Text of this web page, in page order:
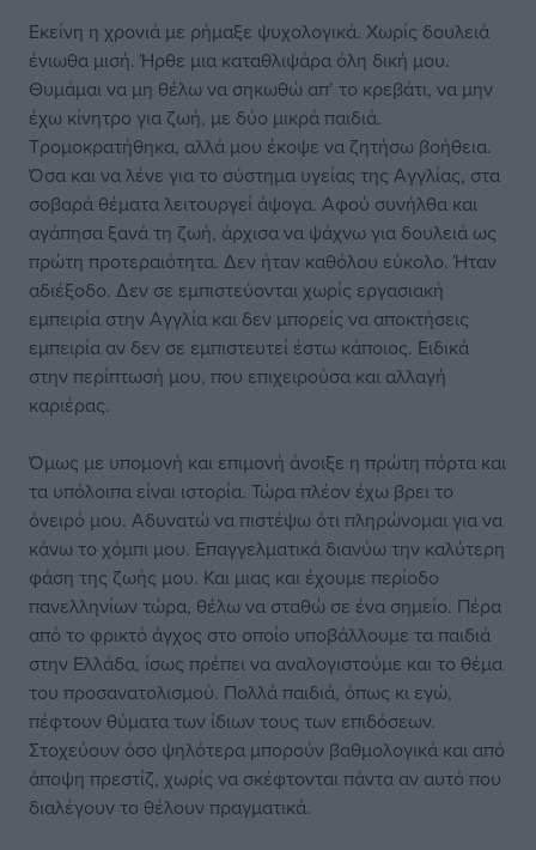
Εκείνη η χρονιά με ρήμαξε ψυχολογικά. Χωρίς δουλειά
ένιωθα μισή. Ήρθε μια καταθλιψάρα όλη δική μου.
Θυμάμαι να μη θέλω να σηκωθώ απ’ το κρεβάτι, να μην
έχω κίνητρο για ζωή, με δύο μικρά παιδιά.
Τρομοκρατήθηκα, αλλά μου έκοψε να ζητήσω βοήθεια.
Όσα και να λένε για το σύστημα υγείας της Αγγλίας, στα
σοβαρά θέματα λειτουργεί άψογα. Αφού συνήλθα και
αγάπησα ξανά τη ζωή, άρχισα να ψάχνω για δουλειά ως
πρώτη προτεραιότητα. Δεν ήταν καθόλου εύκολο. Ήταν
αδιέξοδο. Δεν σε εμπιστεύονται χωρίς εργασιακή
εμπειρία στην Αγγλία και δεν μπορείς να αποκτήσεις
εμπειρία αν δεν σε εμπιστευτεί έστω κάποιος. Ειδικά
στην περίπτωσή μου, που επιχειρούσα και αλλαγή
καριέρας.
Όμως με υπομονή και επιμονή άνοιξε η πρώτη πόρτα και
τα υπόλοιπα είναι ιστορία. Τώρα πλέον έχω βρει το
όνειρό μου. Αδυνατώ να πιστέψω ότι πληρώνομαι για να
κάνω το χόμπι μου. Επαγγελματικά διανύω την καλύτερη
φάση της ζωής μου. Και μιας και έχουμε περίοδο
πανελληνίων τώρα, θέλω να σταθώ σε ένα σημείο. Πέρα
από το φρικτό άγχος στο οποίο υποβάλλουμε τα παιδιά
στην Ελλάδα, ίσως πρέπει να αναλογιστούμε και το θέμα
του προσανατολισμού. Πολλά παιδιά, όπως κι εγώ,
πέφτουν θύματα των ίδιων τους των επιδόσεων.
Στοχεύουν όσο ψηλότερα μπορούν βαθμολογικά και από
άποψη πρεστίζ, χωρίς να σκέφτονται πάντα αν αυτό που
διαλέγουν το θέλουν πραγματικά.